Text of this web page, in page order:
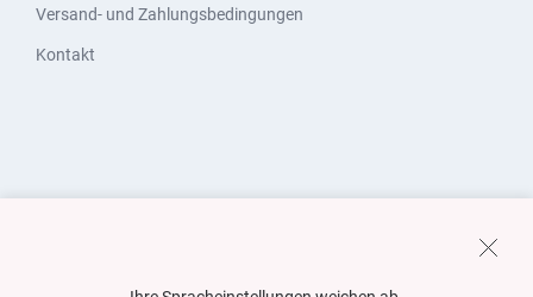
Versand- und Zahlungsbedingungen
Kontakt